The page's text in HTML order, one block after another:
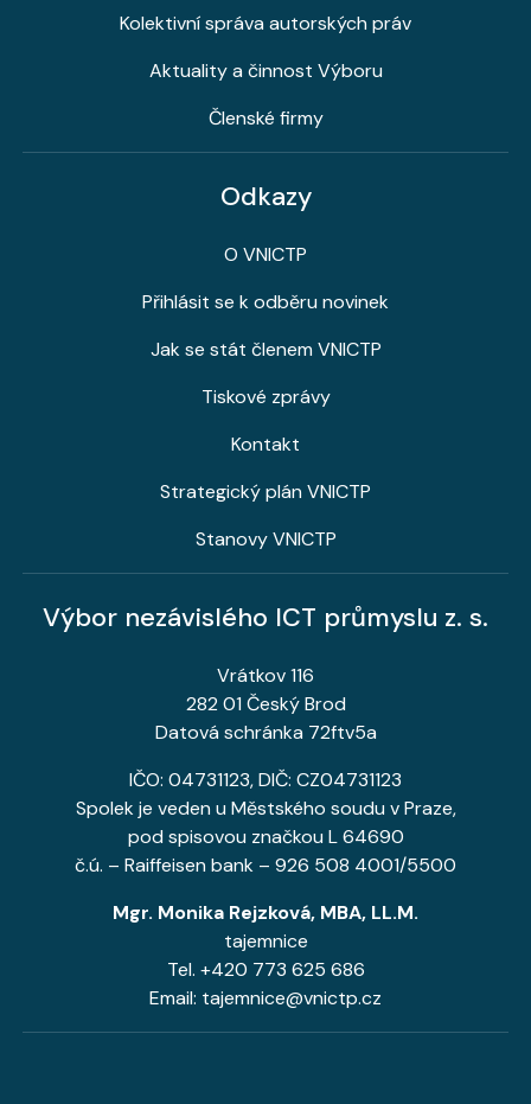
Kolektivní správa autorských práv
Aktuality a činnost Výboru
Členské firmy
Odkazy
O VNICTP
Přihlásit se k odběru novinek
Jak se stát členem VNICTP
Tiskové zprávy
Kontakt
Strategický plán VNICTP
Stanovy VNICTP
Výbor nezávislého ICT průmyslu z. s.
Vrátkov 116
282 01 Český Brod
Datová schránka 72ftv5a
IČO: 04731123, DIČ: CZ04731123
Spolek je veden u Městského soudu v Praze,
pod spisovou značkou L 64690
č.ú. – Raiffeisen bank – 926 508 4001/5500
Mgr. Monika Rejzková, MBA, LL.M.
tajemnice
Tel. +420 773 625 686
Email: tajemnice@vnictp.cz